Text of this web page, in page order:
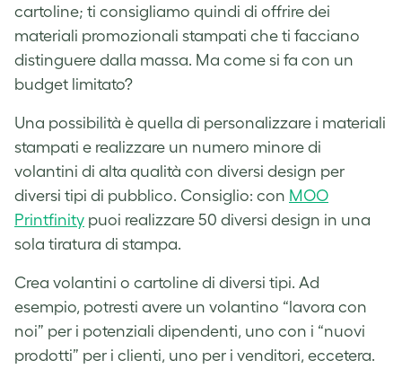
cartoline; ti consigliamo quindi di offrire dei
materiali promozionali stampati che ti facciano
distinguere dalla massa. Ma come si fa con un
budget limitato?
Una possibilità è quella di personalizzare i materiali
stampati e realizzare un numero minore di
volantini di alta qualità con diversi design per
diversi tipi di pubblico. Consiglio: con MOO
Printfinity puoi realizzare 50 diversi design in una
sola tiratura di stampa.
Crea volantini o cartoline di diversi tipi. Ad
esempio, potresti avere un volantino “lavora con
noi” per i potenziali dipendenti, uno con i “nuovi
prodotti” per i clienti, uno per i venditori, eccetera.